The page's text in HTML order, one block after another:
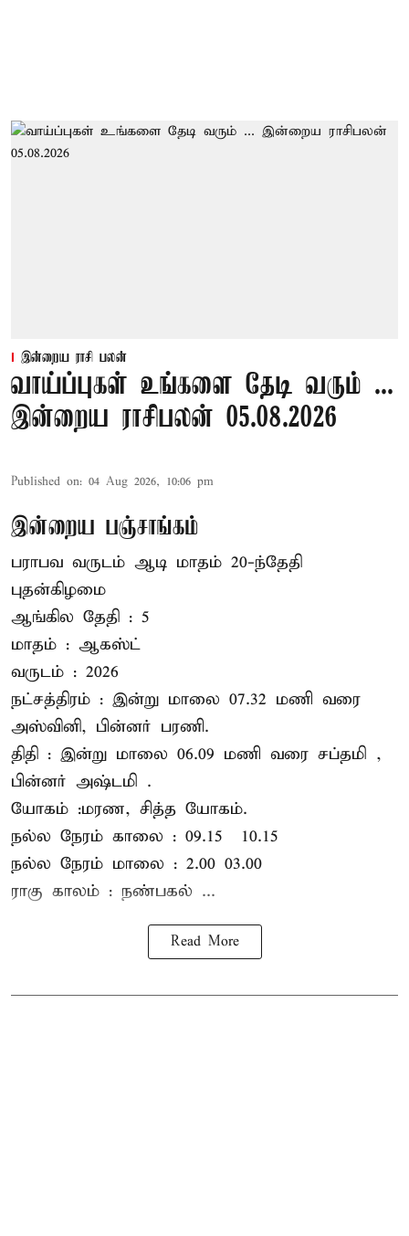
இன்றைய ராசி பலன்
வாய்ப்புகள் உங்களை தேடி வரும் ...
இன்றைய ராசிபலன் 05.08.2026
Published on: 04 Aug 2026, 10:06 pm
இன்றைய பஞ்சாங்கம்
பராபவ வருடம் ஆடி மாதம் 20-ந்தேதி
புதன்கிழமை
ஆங்கில தேதி : 5
மாதம் : ஆகஸ்ட்
வருடம் : 2026
நட்சத்திரம் : இன்று மாலை 07.32 மணி வரை
அஸ்வினி, பின்னர் பரணி.
திதி : இன்று மாலை 06.09 மணி வரை சப்தமி ,
பின்னர் அஷ்டமி .
யோகம் :மரண, சித்த யோகம்.
நல்ல நேரம் காலை : 09.15 – 10.15
நல்ல நேரம் மாலை : 2.00– 03.00
ராகு காலம் : நண்பகல் ...
Read More